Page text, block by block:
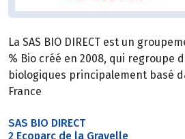
La SAS BIO DIRECT est un
% Bio créé en 2008, qui regroupe
biologiques principalement basé
France
SAS BIO DIRECT
2 Ecoparc de la Gravelle